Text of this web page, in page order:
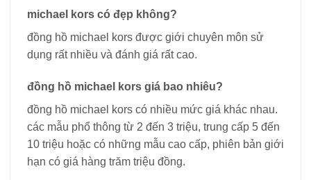
michael kors có đẹp không?
đồng hồ michael kors được giới chuyên môn sử
dụng rất nhiều và đánh giá rất cao.
đồng hồ michael kors giá bao nhiêu?
đồng hồ michael kors có nhiều mức giá khác nhau.
các mẫu phổ thông từ 2 đến 3 triệu, trung cấp 5 đến
10 triệu hoặc có những mẫu cao cấp, phiên bản giới
hạn có giá hàng trăm triệu đồng.